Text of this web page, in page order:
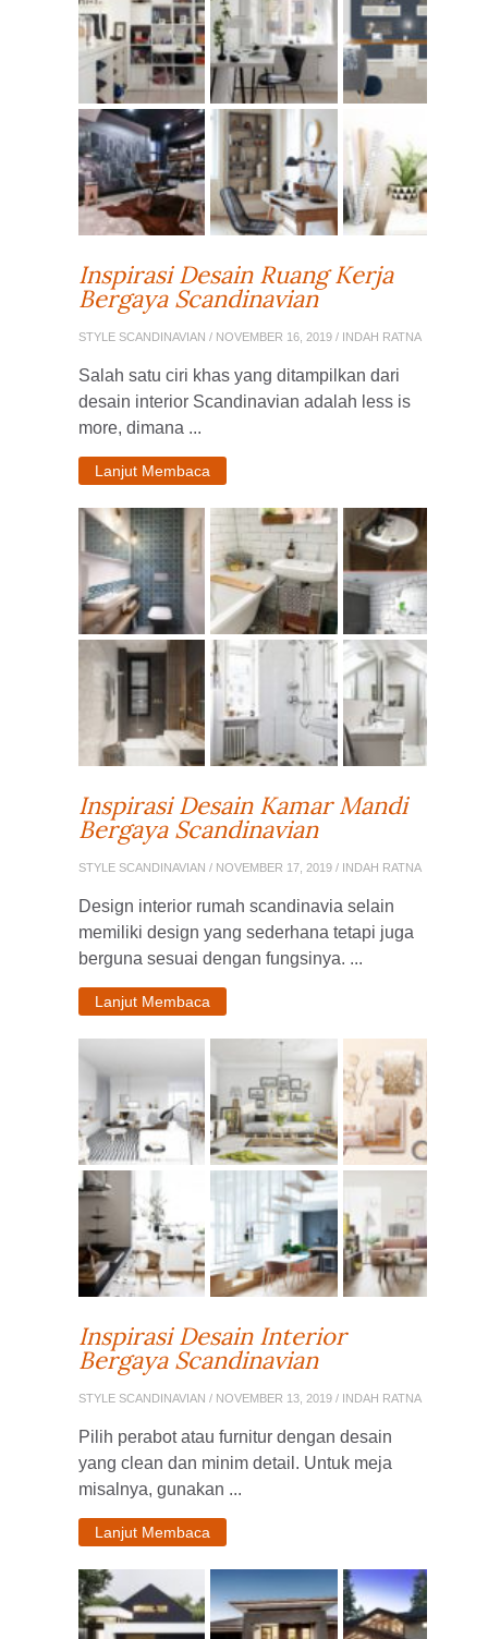
Inspirasi Desain Ruang Kerja
Bergaya Scandinavian
STYLE SCANDINAVIAN / NOVEMBER 16, 2019 / INDAH RATNA
Salah satu ciri khas yang ditampilkan dari
desain interior Scandinavian adalah less is
more, dimana ...
Lanjut Membaca
Inspirasi Desain Kamar Mandi
Bergaya Scandinavian
STYLE SCANDINAVIAN / NOVEMBER 17, 2019 / INDAH RATNA
Design interior rumah scandinavia selain
memiliki design yang sederhana tetapi juga
berguna sesuai dengan fungsinya. ...
Lanjut Membaca
Inspirasi Desain Interior
Bergaya Scandinavian
STYLE SCANDINAVIAN / NOVEMBER 13, 2019 / INDAH RATNA
Pilih perabot atau furnitur dengan desain
yang clean dan minim detail. Untuk meja
misalnya, gunakan ...
Lanjut Membaca